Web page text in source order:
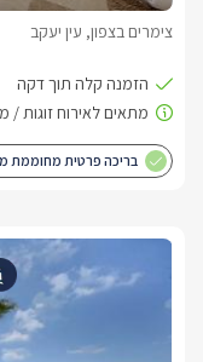
צימרים בצפון, עין יעקב
בריכה פרטית מחוממת